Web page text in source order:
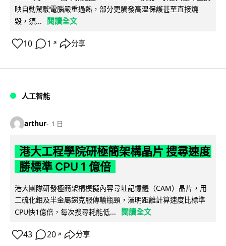
映自動駕駛電腦嚴重過熱，部分更觸發高溫保護甚至直接燒
毀，須...
閱讀全文
10 1 ↗ 分享
人工智能
arthur 1 日
港大工程學院研極簡架構晶片 搜尋速度
勝標準 CPU 1 億倍
港大團隊研發極簡架構模擬內容尋址記憶體（CAM）晶片，用
二硫化鉬及半金屬銻克服傳輸瓶頸，漢明距離計算速度比標準
CPU快1億倍，每次搜尋耗能低...
閱讀全文
43 20 ↗ 分享